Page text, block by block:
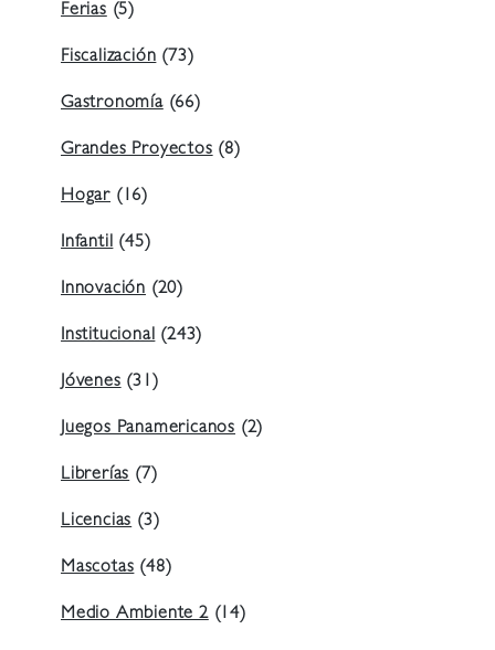
Ferias (5)
Fiscalización (73)
Gastronomía(66)
Grandes Proyectos (8)
Hogar (16)
Infantil (45)
Innovación (20)
Institucional (243)
Jóvenes (31)
Juegos Panamericanos (2)
Librerías (7)
Licencias (3)
Mascotas (48)
Medio Ambiente 2(14)